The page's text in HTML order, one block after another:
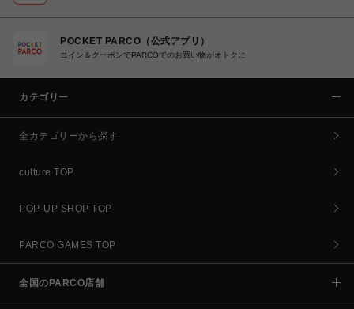
POCKET PARCO（公式アプリ）
コイン＆クーポンでPARCOでのお買い物がオトクに
カテゴリー
全カテゴリーから探す
culture TOP
POP-UP SHOP TOP
PARCO GAMES TOP
全国のPARCO店舗